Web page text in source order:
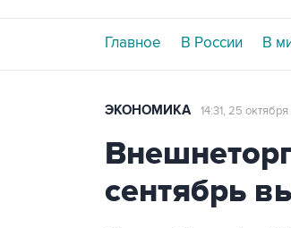
Главное В России В
ЭКОНОМИКА 14:31, 25
сентябрь